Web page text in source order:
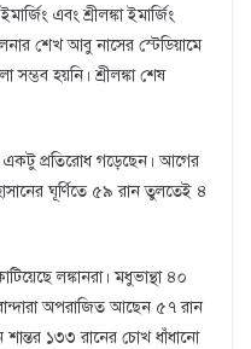
এবং শ্রীলঙ্কা ইমার্জিং
শেখ আবু নাসের স্টেডিয়ামে
সম্ভব হয়নি। শ্রীলঙ্কা শেষ
একটু প্রতিরোধ গড়েছেন। আগের
ঘূর্ণিতে ৫৯ রান তুলতেই ৪
লঙ্কানরা। মধুভান্থা ৪০
অপরাজিত আছেন ৫৭ রান
১৩৩ রানের চোখ ধাঁধানো